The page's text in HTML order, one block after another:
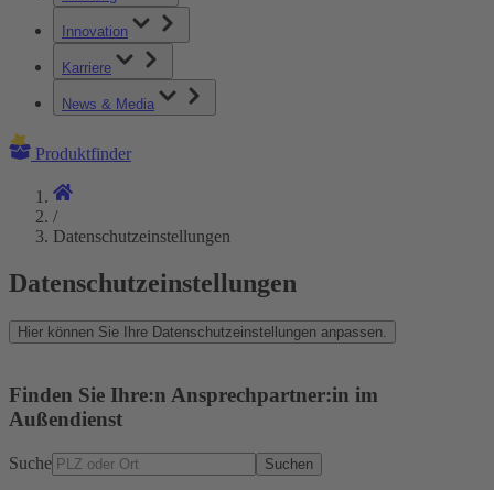
Innovation
Karriere
News & Media
Produktfinder
/
Datenschutzeinstellungen
Datenschutzeinstellungen
Hier können Sie Ihre Datenschutzeinstellungen anpassen.
Finden Sie Ihre:n Ansprechpartner:in im
Außendienst
Suche Suchen